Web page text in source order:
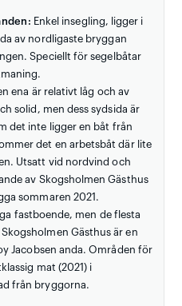
Enkel insegling, ligger i
av nordligaste bryggan
Speciellt för segelbåtar
ena är relativt låg och av
solid, men dess sydsida är
det inte ligger en båt från
det en arbetsbåt där lite
Utsatt vid nordvind och
av Skogsholmen Gästhus
sommaren 2021.
fastboende, men de flesta
Gästhus är en
Jacobsen anda. Områden för
mat (2021) i
från bryggorna.